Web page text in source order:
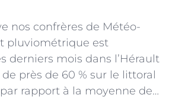
nos confrères de Météo-
pluviométrique est
derniers mois dans l’Hérault
près de 60 % sur le littoral
rapport à la moyenne de…